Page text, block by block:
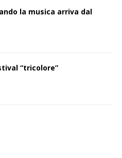
la musica arriva dal
“tricolore”